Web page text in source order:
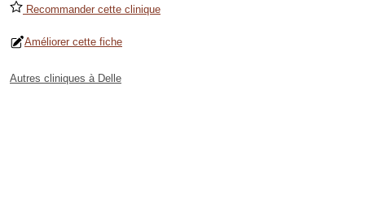
Recommander cette clinique
Améliorer cette fiche
Autres cliniques à Delle